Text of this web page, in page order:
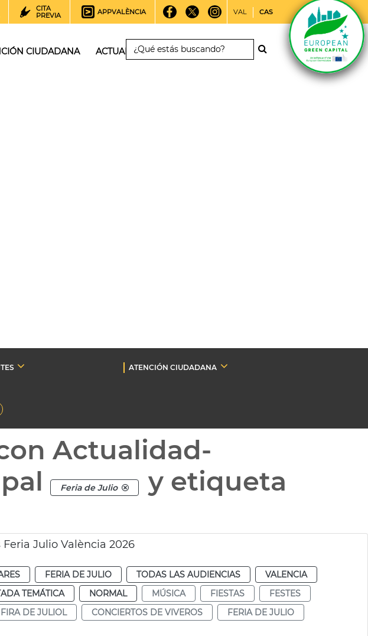
CITA
PREVIA
APPVALÈNCIA VAL CAS
CIUDADANA ACTUALIDAD
ATENCIÓN CIUDADANA
Actualidad-
Feria de Julio y etiqueta
Julio València 2026
FERIA DE JULIO TODAS LAS AUDIENCIAS
VALENCIA
TEMÁTICA NORMAL MÚSICA FIESTAS
FESTES
FIRA DE JULIOL CONCIERTOS DE VIVEROS
FERIA DE JULIO